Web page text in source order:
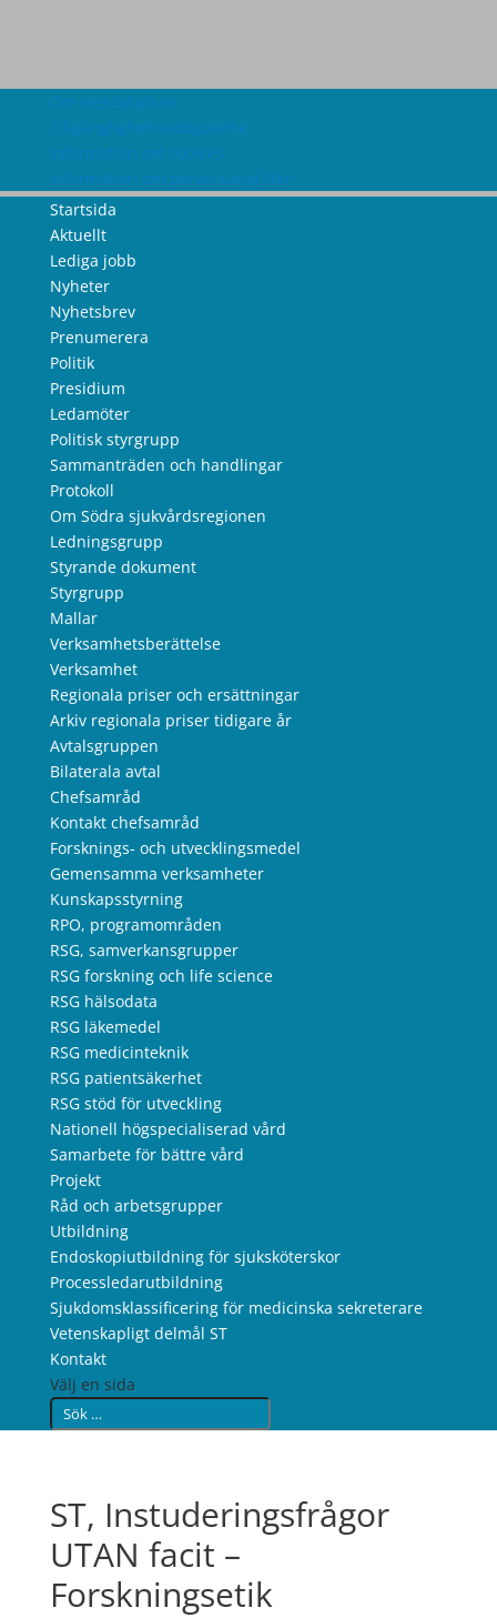
Om webbplatsen
Tillgänglighetsredogörelse
Information om cookies
Information om personuppgifter
Startsida
Aktuellt
Lediga jobb
Nyheter
Nyhetsbrev
Prenumerera
Politik
Presidium
Ledamöter
Politisk styrgrupp
Sammanträden och handlingar
Protokoll
Om Södra sjukvårdsregionen
Ledningsgrupp
Styrande dokument
Styrgrupp
Mallar
Verksamhetsberättelse
Verksamhet
Regionala priser och ersättningar
Arkiv regionala priser tidigare år
Avtalsgruppen
Bilaterala avtal
Chefsamråd
Kontakt chefsamråd
Forsknings- och utvecklingsmedel
Gemensamma verksamheter
Kunskapsstyrning
RPO, programområden
RSG, samverkansgrupper
RSG forskning och life science
RSG hälsodata
RSG läkemedel
RSG medicinteknik
RSG patientsäkerhet
RSG stöd för utveckling
Nationell högspecialiserad vård
Samarbete för bättre vård
Projekt
Råd och arbetsgrupper
Utbildning
Endoskopiutbildning för sjuksköterskor
Processledarutbildning
Sjukdomsklassificering för medicinska sekreterare
Vetenskapligt delmål ST
Kontakt
Välj en sida
ST, Instuderingsfrågor
UTAN facit –
Forskningsetik